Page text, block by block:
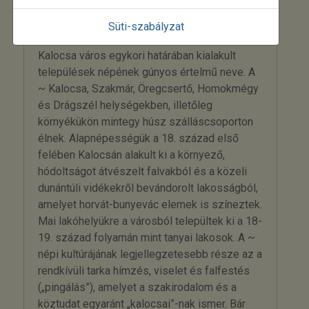
Süti-szabályzat
tanulmányok. Akadémiai Kiadó, Budapest,
Kalocsa város egykori határában kialakult
települések népének gúnyos értelmű neve. A
~ Kalocsa, Szakmár, Öregcsertő, Homokmégy
és Drágszél helységekben, illetőleg
környékükön mintegy húsz szálláscsoporton
élnek. Alapnépességük a 18. század első
felében Kalocsán alakult ki a környező,
hódoltságot átvészelt falvakból és a közeli
dunántúli vidékekről bevándorolt lakosságból,
amelyet horvát-bunyevác elemek is színeztek.
Mai lakóhelyükre a városból települtek ki a 18-
19. század folyamán mint tanyai lakosok. A ~
népi kultúrájának legjellegzetesebb része az a
rendkívüli tarka hímzés, viselet és falfestés
(„pingálás”), amelyet a szakirodalom és a
köztudat egyaránt „kalocsai”-nak ismer. Bár